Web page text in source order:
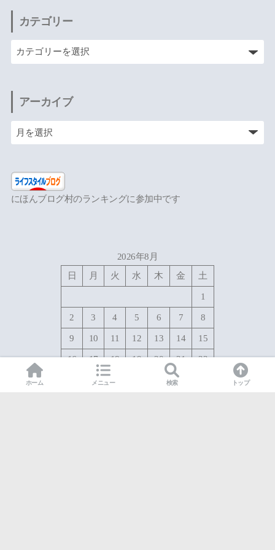
カテゴリー
アーカイブ
にほんブログ村のランキングに参加中です
2026年8月
日
月 火 水 木 金 土
1
2 3 4 5 6 7 8
9 10 11 12 13 14 15
16 17 18 19 20 21 22
24 25 28
ホーム メニュー 検索 トップ